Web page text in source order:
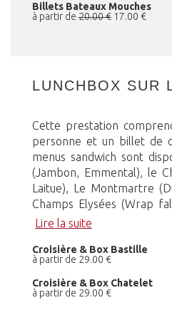
Billets Bateaux Mouches
à partir de 20.00 € 17.00 €
LUNCHBOX SUR
Cette prestation
personne et un billet de
menus sandwich sont
(Jambon, Emmental), le
Laitue), Le Montmartre
Champs Elysées (Wrap
Lire la suite
Croisière & Box Bastille
à partir de 29.00 €
Croisière & Box Chatelet
à partir de 29.00 €